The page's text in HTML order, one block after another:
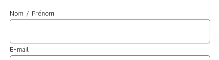
Nom / Prénom
E-mail